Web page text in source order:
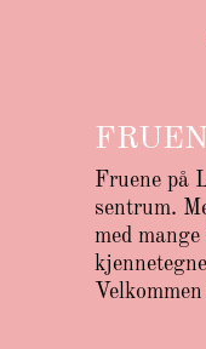
Fruene på
sentrum.
med